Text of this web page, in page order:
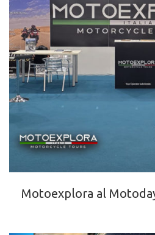
Motoexplora al